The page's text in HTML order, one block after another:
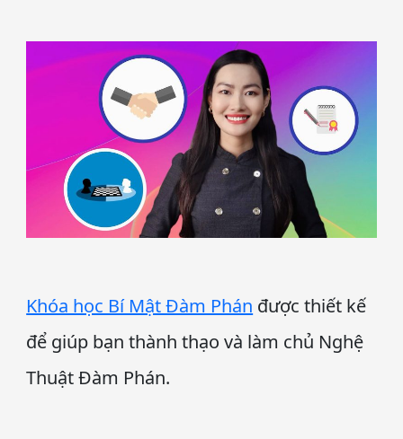
Khóa học Bí Mật Đàm Phán được thiết kế
để giúp bạn thành thạo và làm chủ Nghệ
Thuật Đàm Phán.